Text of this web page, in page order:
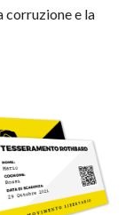
corruzione e la